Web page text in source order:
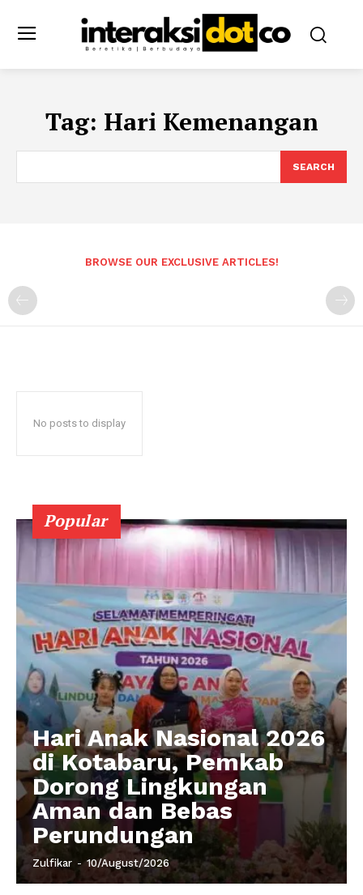
Tag: Hari Kemenangan
SEARCH
BROWSE OUR EXCLUSIVE ARTICLES!
No posts to display
Popular
Hari Anak Nasional 2026
di Kotabaru, Pemkab
Dorong Lingkungan
Aman dan Bebas
Perundungan
Zulfikar - 10/August/2026